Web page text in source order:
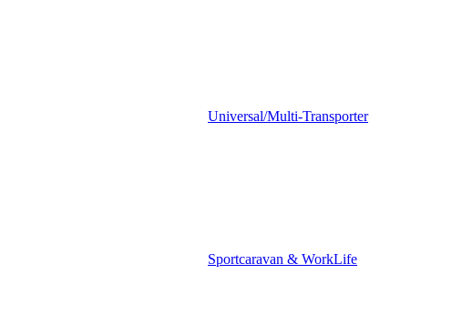
Universal/Multi-Transporter
Sportcaravan & WorkLife